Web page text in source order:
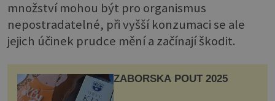
množství mohou být pro organismus
nepostradatelné, při vyšší konzumaci se ale
jejich účinek prudce mění a začínají škodit.
ZÁBOŘSKÁ POUŤ 2025